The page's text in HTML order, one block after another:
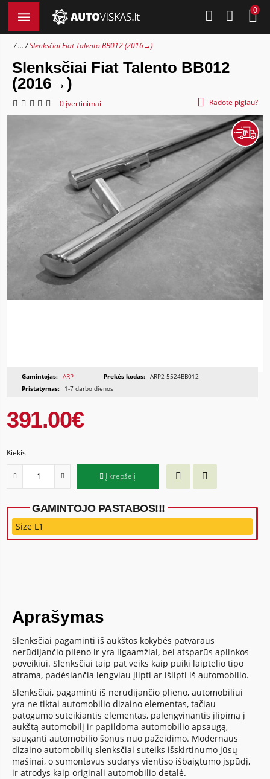
0
... Slenksčiai Fiat Talento BB012 (2016→)
Slenksčiai Fiat Talento BB012
(2016→)
0 įvertinimai Radote pigiau?
Gamintojas: ARP Prekės kodas: ARP2 5524BB012
Pristatymas:
1-7 darbo dienos
391.00€
Kiekis
Į krepšelį
GAMINTOJO PASTABOS!!!
Size L1
Aprašymas
Slenksčiai pagaminti iš aukštos kokybės patvaraus
nerūdijančio plieno ir yra ilgaamžiai, bei atsparūs aplinkos
poveikiui. Slenksčiai taip pat veiks kaip puiki laiptelio tipo
atrama, padėsiančia lengviau įlipti ar išlipti iš automobilio.
Slenksčiai, pagaminti iš nerūdijančio plieno, automobiliui
yra ne tiktai automobilio dizaino elementas, tačiau
patogumo suteikiantis elementas, palengvinantis įlipimą į
aukštą automobilį ir papildoma automobilio apsaugą,
sauganti automobilio šonus nuo pažeidimo. Modernaus
dizaino automobilių slenksčiai suteiks išskirtinumo jūsų
mašinai, o sumontavus sudarys vientiso išbaigtumo įspūdį,
ir atrodys kaip originali automobilio detalė.